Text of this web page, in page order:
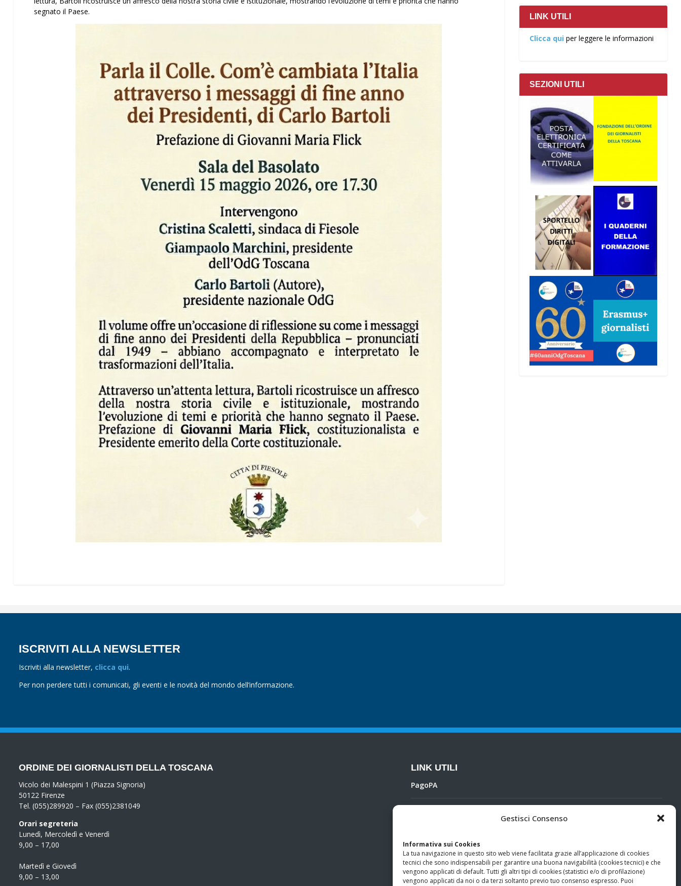
Gestisci Consenso
Informativa sui Cookies
La tua navigazione in questo sito web viene facilitata grazie all’applicazione di cookies
tecnici che sono indispensabili per garantire una buona navigabilità (cookies tecnici) e che
vengono applicati di default. Tutti gli altri tipi di cookies (statistici e/o di profilazione)
vengono applicati da noi o da terzi soltanto previo tuo consenso espresso. Puoi
segnato il Paese.
LINK UTILI
Clicca qui per leggere le informazioni
SEZIONI UTILI
ISCRIVITI ALLA NEWSLETTER
Iscriviti alla newsletter, clicca qui.
Per non perdere tutti i comunicati, gli eventi e le novità del mondo dell’informazione.
ORDINE DEI GIORNALISTI DELLA TOSCANA
Vicolo dei Malespini 1 (Piazza Signoria)
50122 Firenze
Tel. (055)289920 – Fax (055)2381049
Orari segreteria
Lunedì, Mercoledì e Venerdì
9,00 – 17,00
Martedì e Giovedì
9,00 – 13,00
LINK UTILI
PagoPA
Amministrazione Trasparente